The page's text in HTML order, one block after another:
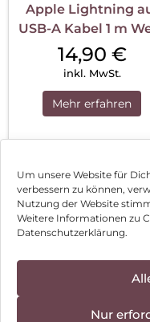
Um unsere Website für
verbessern zu können,
Nutzung der Website
Weitere Informationen zu
Datenschutzerklärung.
Nur
Apple Lightning
USB-A Kabel 1 m
14,90 €
inkl. MwSt.
Mehr erfahren
1 2 3
Impressum